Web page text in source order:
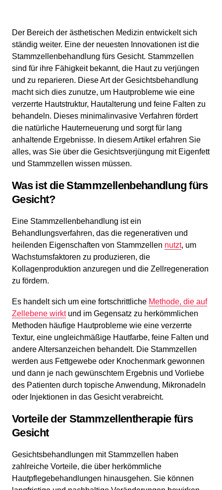
Der Bereich der ästhetischen Medizin entwickelt sich
ständig weiter. Eine der neuesten Innovationen ist die
Stammzellenbehandlung fürs Gesicht. Stammzellen
sind für ihre Fähigkeit bekannt, die Haut zu verjüngen
und zu reparieren. Diese Art der Gesichtsbehandlung
macht sich dies zunutze, um Hautprobleme wie eine
verzerrte Hautstruktur, Hautalterung und feine Falten zu
behandeln. Dieses minimalinvasive Verfahren fördert
die natürliche Hauterneuerung und sorgt für lang
anhaltende Ergebnisse. In diesem Artikel erfahren Sie
alles, was Sie über die Gesichtsverjüngung mit Eigenfett
und Stammzellen wissen müssen.
Was ist die Stammzellenbehandlung fürs
Gesicht?
Eine Stammzellenbehandlung ist ein
Behandlungsverfahren, das die regenerativen und
heilenden Eigenschaften von Stammzellen nutzt, um
Wachstumsfaktoren zu produzieren, die
Kollagenproduktion anzuregen und die Zellregeneration
zu fördern.
Es handelt sich um eine fortschrittliche Methode, die auf
Zellebene wirktund im Gegensatz zu herkömmlichen
Methoden häufige Hautprobleme wie eine verzerrte
Textur, eine ungleichmäßige Hautfarbe, feine Falten und
andere Altersanzeichen behandelt. Die Stammzellen
werden aus Fettgewebe oder Knochenmark gewonnen
und dann je nach gewünschtem Ergebnis und Vorliebe
des Patienten durch topische Anwendung, Mikronadeln
oder Injektionen in das Gesicht verabreicht.
Vorteile der Stammzellentherapie fürs
Gesicht
Gesichtsbehandlungen mit Stammzellen haben
zahlreiche Vorteile, die über herkömmliche
Hautpflegebehandlungen hinausgehen. Sie können